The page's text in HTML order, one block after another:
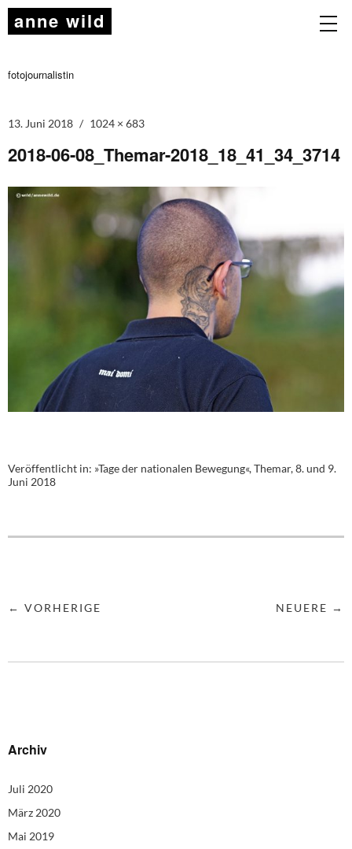
anne wild
fotojournalistin
13. Juni 2018 1024 × 683
2018-06-08_Themar-2018_18_41_34_3714
Veröffentlicht in: »Tage der nationalen Bewegung«, Themar, 8. und 9.
Juni 2018
← VORHERIGE NEUERE →
Archiv
Juli 2020
März 2020
Mai 2019